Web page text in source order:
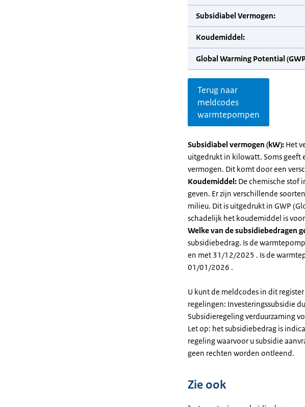
Subsidiabel Vermogen:
Koudemiddel:
Global Warming Potential
Terug naar
meldcodes
warmtepompen
Subsidiabel vermogen (kW): Het
uitgedrukt in kilowatt. Soms geeft
vermogen. Dit komt door een
Koudemiddel: De chemische stof
geven. Er zijn verschillende
milieu. Dit is uitgedrukt in GWP
schadelijk het koudemiddel is
Welke van de subsidiebedragen
subsidiebedrag. Is de
en met 31/12/2025 . Is de
01/01/2026 .
U kunt de meldcodes in dit
regelingen: Investeringssubsidie
Subsidieregeling verduurzaming
Let op: het subsidiebedrag is
regeling waarvoor u subsidie
geen rechten worden ontleend.
Zie ook